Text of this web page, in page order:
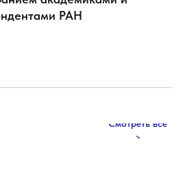
РАН
Смотреть все
>